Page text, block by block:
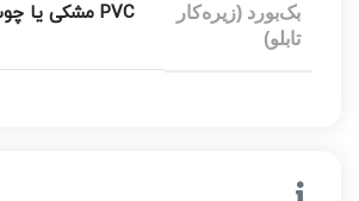
بک‌بورد (زیره‌کار
تابلو)
PVC مشکی یا چوب MDF